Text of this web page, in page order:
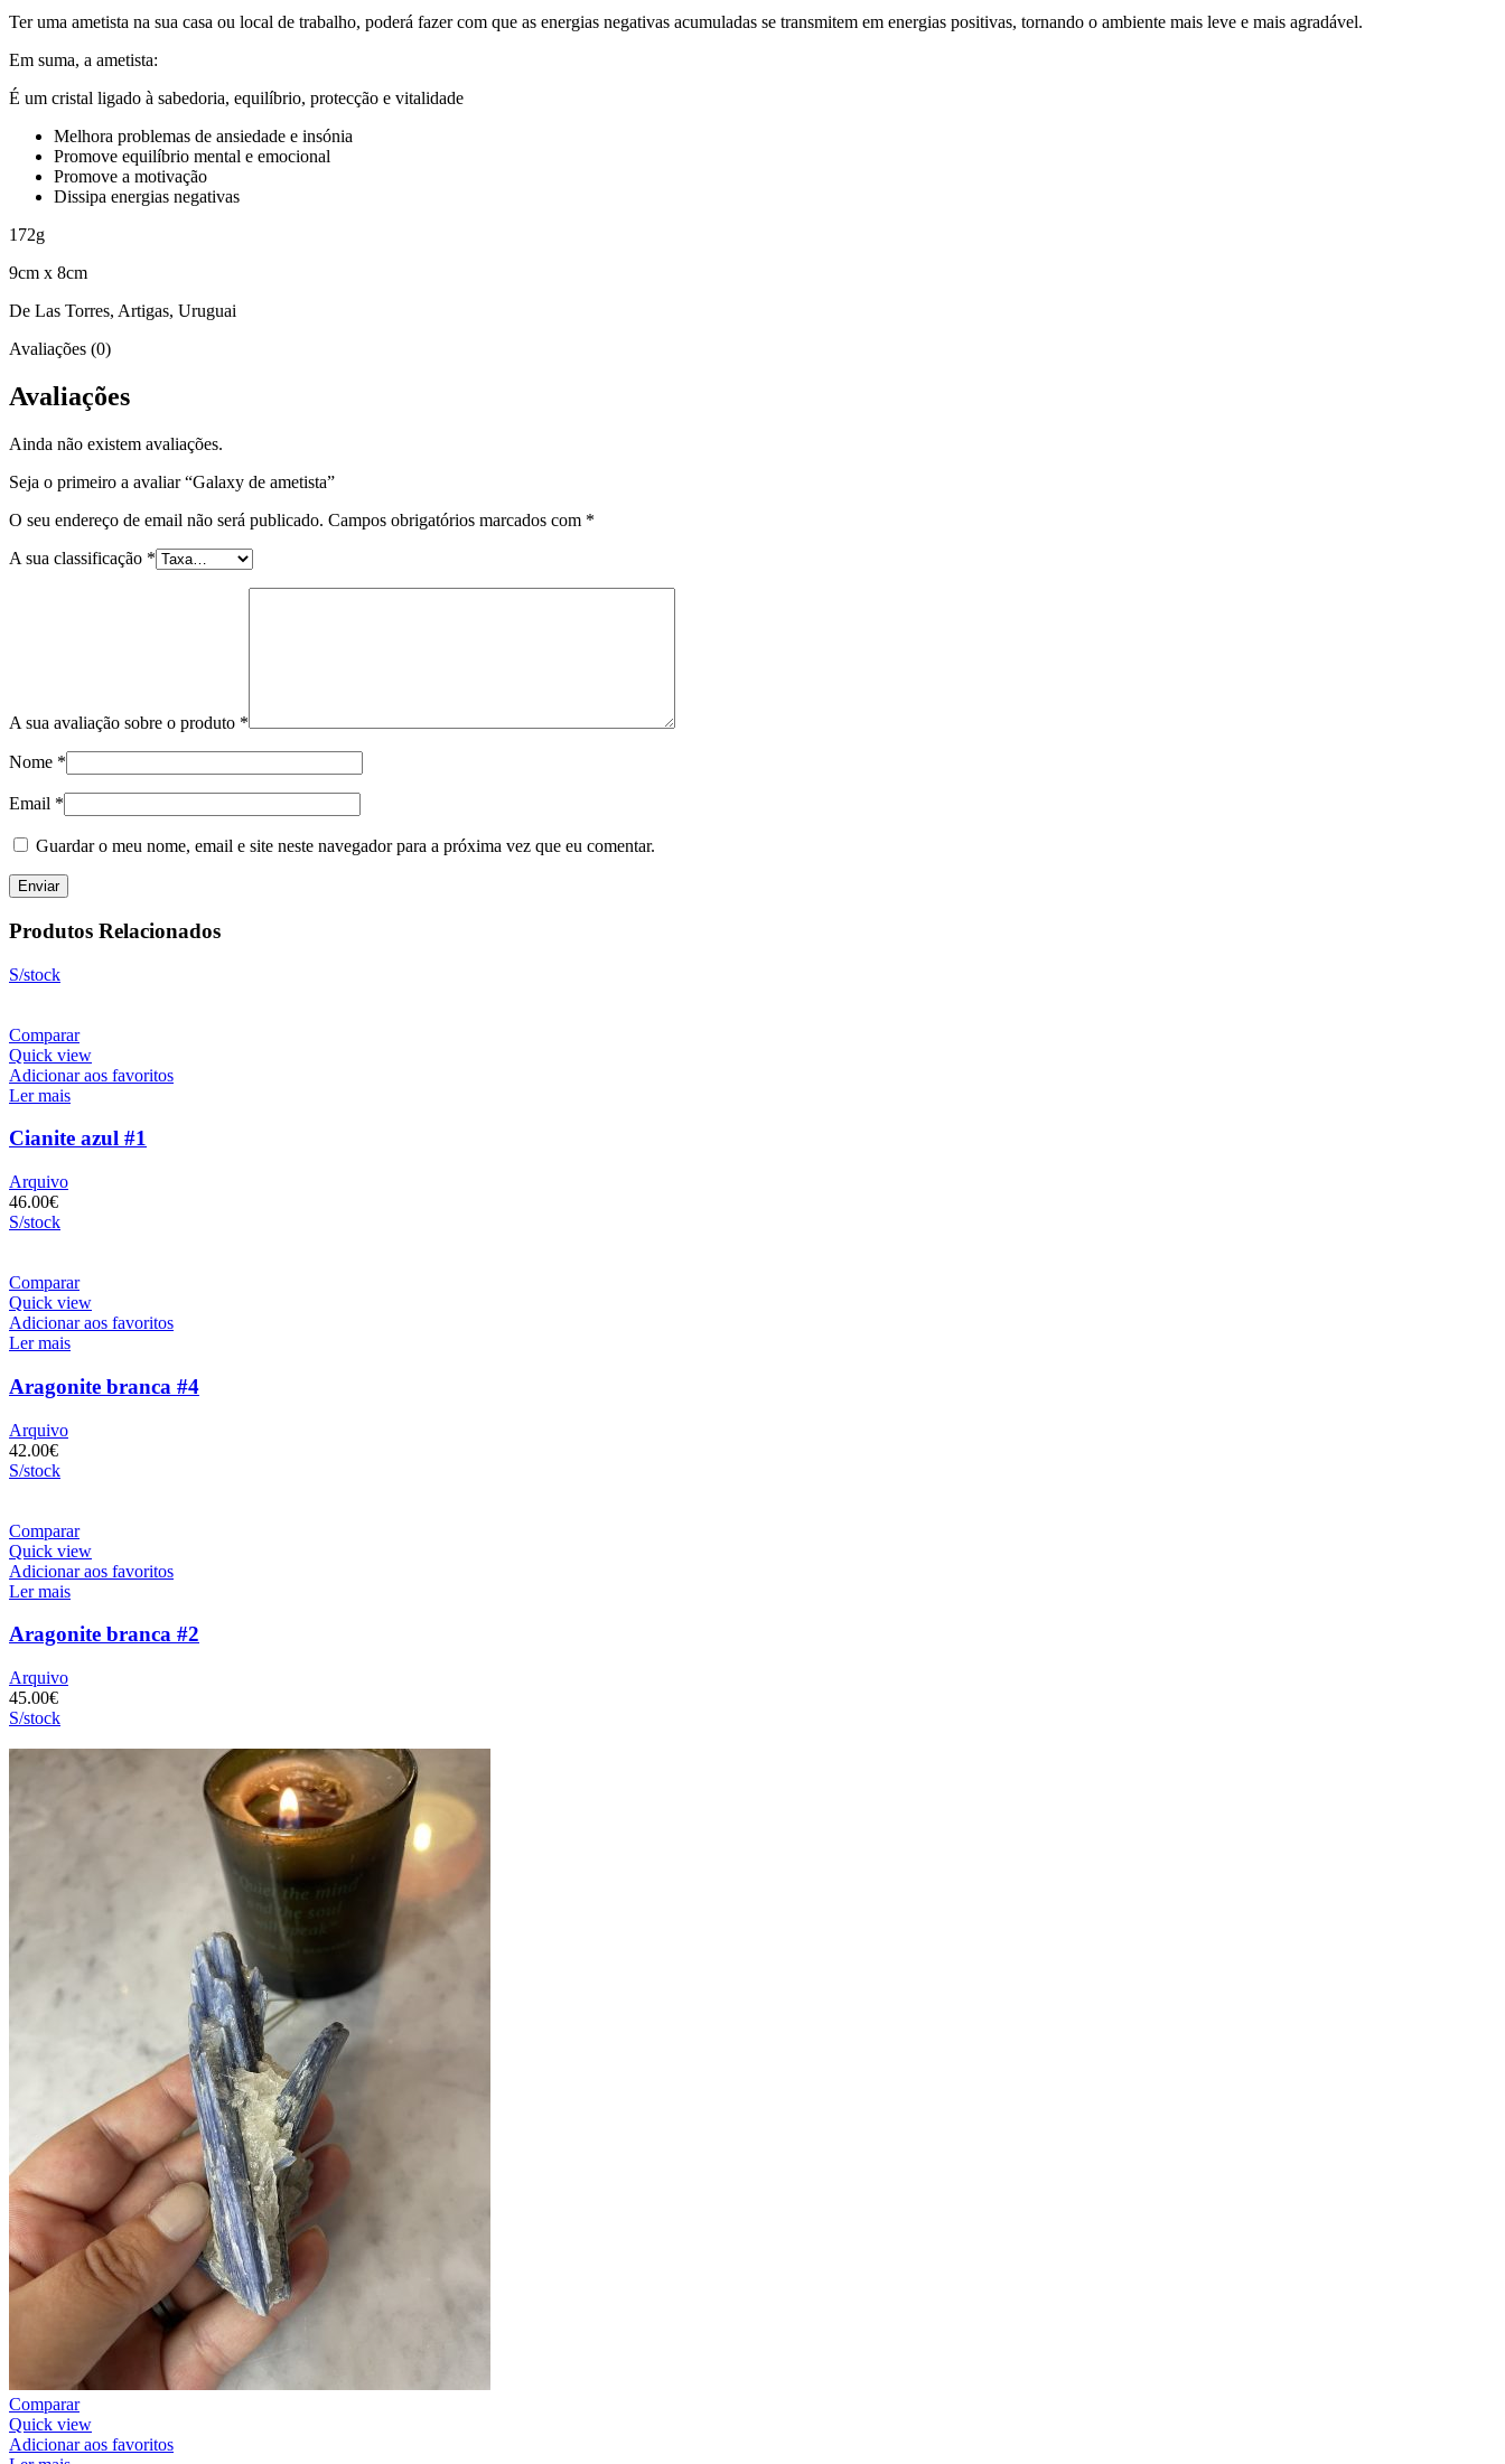
Ter uma ametista na sua casa ou local de trabalho, poderá fazer com que as energias negativas acumuladas se transmitem em energias positivas, tornando o ambiente mais leve e mais agradável.
Em suma, a ametista:
É um cristal ligado à sabedoria, equilíbrio, protecção e vitalidade
Melhora problemas de ansiedade e insónia
Promove equilíbrio mental e emocional
Promove a motivação
Dissipa energias negativas
172g
9cm x 8cm
De Las Torres, Artigas, Uruguai
Avaliações (0)
Avaliações
Ainda não existem avaliações.
Seja o primeiro a avaliar “Galaxy de ametista”
O seu endereço de email não será publicado. Campos obrigatórios marcados com *
A sua classificação *
A sua avaliação sobre o produto *
Nome *
Email *
Guardar o meu nome, email e site neste navegador para a próxima vez que eu comentar.
Produtos Relacionados
S/stock
Comparar
Quick view
Adicionar aos favoritos
Ler mais
Cianite azul #1
Arquivo
46.00€
S/stock
Comparar
Quick view
Adicionar aos favoritos
Ler mais
Aragonite branca #4
Arquivo
42.00€
S/stock
Comparar
Quick view
Adicionar aos favoritos
Ler mais
Aragonite branca #2
Arquivo
45.00€
S/stock
Comparar
Quick view
Adicionar aos favoritos